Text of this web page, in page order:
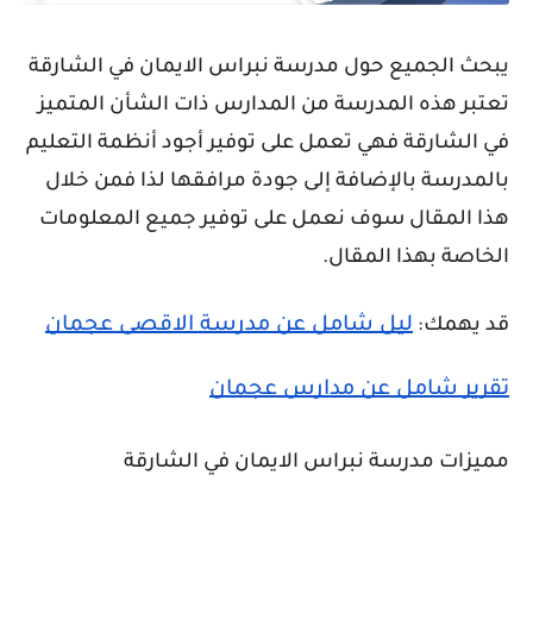
يبحث الجميع حول مدرسة نبراس الايمان في الشارقة
تعتبر هذه المدرسة من المدارس ذات الشأن المتميز
في الشارقة فهي تعمل على توفير أجود أنظمة التعليم
بالمدرسة بالإضافة إلى جودة مرافقها لذا فمن خلال
هذا المقال سوف نعمل على توفير جميع المعلومات
الخاصة بهذا المقال.
قد يهمك: ليل شامل عن مدرسة الاقصى عجمان
تقرير شامل عن مدارس عجمان
مميزات مدرسة نبراس الايمان في الشارقة